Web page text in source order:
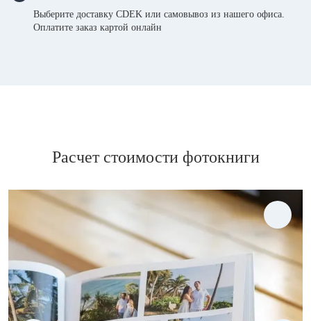
Выберите доставку CDEK или самовывоз из нашего офиса.
Оплатите заказ картой онлайн
Расчет стоимости фотокниги